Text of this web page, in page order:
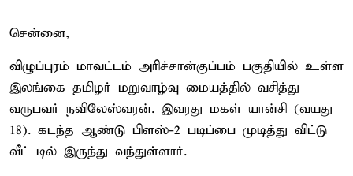
சென்னை,
விழுப்புரம் மாவட்டம் அரிச்சான்குப்பம் பகுதியில் உள்ள
இலங்கை தமிழர் மறுவாழ்வு மையத்தில் வசித்து
வருபவர் நவிலேஸ்வரன். இவரது மகள் யான்சி (வயது
18). கடந்த ஆண்டு பிளஸ்-2 படிப்பை முடித்து விட்டு
வீட் டில் இருந்து வந்துள்ளார்.